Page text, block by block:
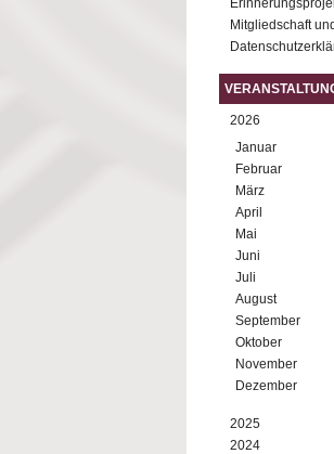
Mitgliedschaft
2026
Januar
Februar
März
April
Mai
Juni
Juli
August
September
Oktober
November
Dezember
2025
2024